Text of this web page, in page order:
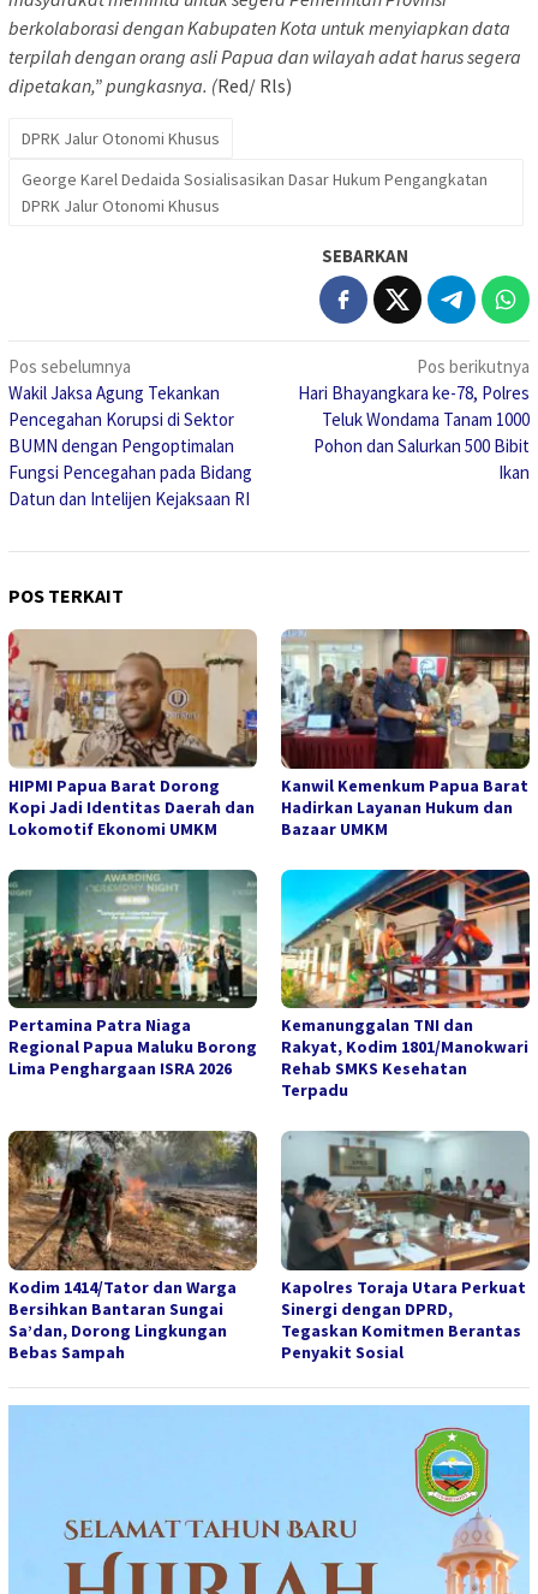
berkolaborasi dengan Kabupaten Kota untuk menyiapkan data
terpilah dengan orang asli Papua dan wilayah adat harus segera
dipetakan,” pungkasnya. (Red/ Rls)
DPRK Jalur Otonomi Khusus
George Karel Dedaida Sosialisasikan Dasar Hukum Pengangkatan
DPRK Jalur Otonomi Khusus
SEBARKAN
Navigasi
pos
Pos sebelumnya
Wakil Jaksa Agung Tekankan
Pencegahan Korupsi di Sektor
BUMN dengan Pengoptimalan
Fungsi Pencegahan pada Bidang
Datun dan Intelijen Kejaksaan RI
Pos berikutnya
Hari Bhayangkara ke-78, Polres
Teluk Wondama Tanam 1000
Pohon dan Salurkan 500 Bibit
Ikan
POS TERKAIT
HIPMI Papua Barat Dorong
Kopi Jadi Identitas Daerah dan
Lokomotif Ekonomi UMKM
Kanwil Kemenkum Papua Barat
Hadirkan Layanan Hukum dan
Bazaar UMKM
Pertamina Patra Niaga
Regional Papua Maluku Borong
Lima Penghargaan ISRA 2026
Kemanunggalan TNI dan
Rakyat, Kodim 1801/Manokwari
Rehab SMKS Kesehatan
Terpadu
Kodim 1414/Tator dan Warga
Bersihkan Bantaran Sungai
Sa’dan, Dorong Lingkungan
Bebas Sampah
Kapolres Toraja Utara Perkuat
Sinergi dengan DPRD,
Tegaskan Komitmen Berantas
Penyakit Sosial